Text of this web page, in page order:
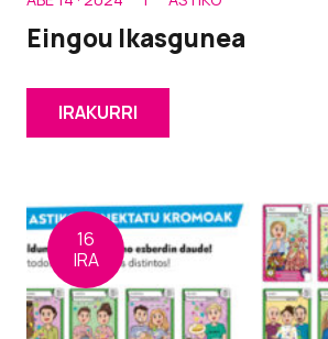
Eingou Ikasgunea
IRAKURRI
16
IRA